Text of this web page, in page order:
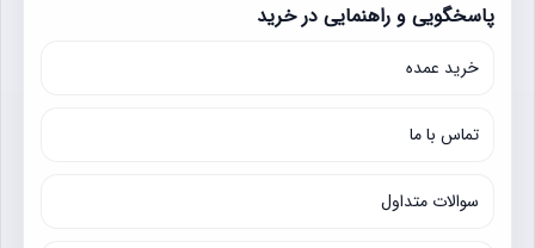
پاسخگویی و راهنمایی در خرید
خرید عمده
تماس با ما
سوالات متداول